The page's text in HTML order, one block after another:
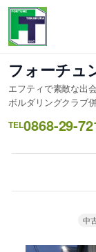
内
を
キ
ッ
プ
フォーチュ
エフティで素敵な出
ボルダリングクラブ
TEL0868-29-
中